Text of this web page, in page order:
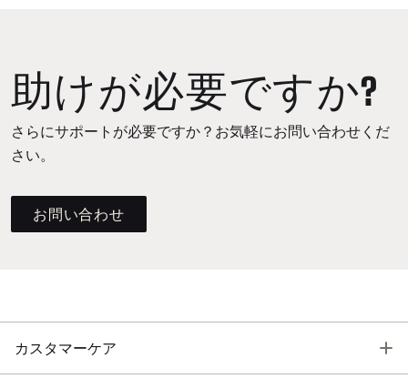
助けが必要ですか?
さらにサポートが必要ですか？お気軽にお問い合わせくだ
さい。
お問い合わせ
カスタマーケア